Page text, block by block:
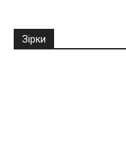
Зірки